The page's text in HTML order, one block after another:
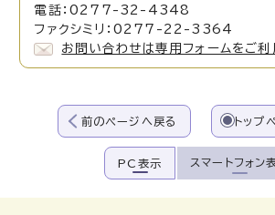
電話：0277-32-4348
ファクシミリ：0277-22-3364
お問い合わせは専用フォームをご利
前のページへ戻る トップ
PC表示 スマートフォン